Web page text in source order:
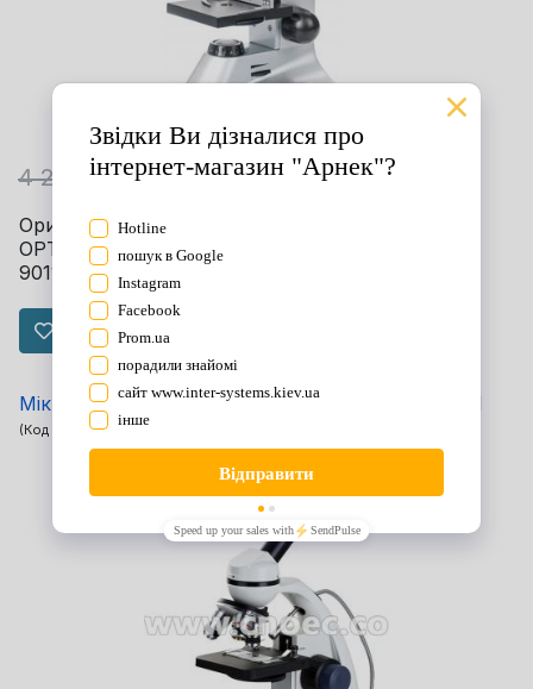
Під замовлення (термін уточнюйте)
4 270 грн 3 821 грн
Оригінальна назва: Мікроскоп монокулярний
OPTO-EDU(20x-1280x)A11.1545 Артикул:
9011800000 Гарантія: 12міс.
Зберегти
Мікроскоп монокулярний OPTO-EDU A11.1020-M
(Код товару:15271)